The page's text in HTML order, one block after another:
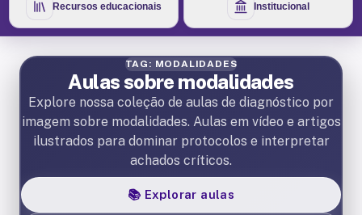
Recursos educacionais Institucional
TAG: MODALIDADES
Aulas sobre modalidades
Explore nossa coleção de aulas de diagnóstico por
imagem sobre modalidades. Aulas em vídeo e artigos
ilustrados para dominar protocolos e interpretar
achados críticos.
📚 Explorar aulas